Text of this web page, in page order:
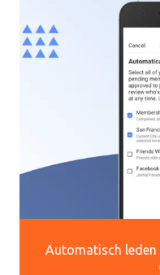
Automatisch leden